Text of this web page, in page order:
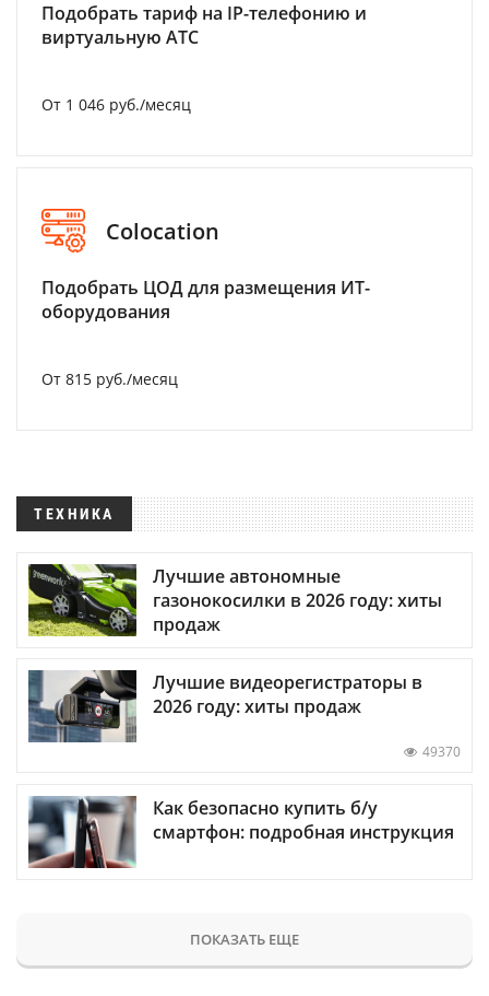
Подобрать тариф на IP-телефонию и
виртуальную АТС
От 1 046 руб./месяц
Colocation
Подобрать ЦОД для размещения ИТ-
оборудования
От 815 руб./месяц
ТЕХНИКА
Лучшие автономные
газонокосилки в 2026 году: хиты
продаж
Лучшие видеорегистраторы в
2026 году: хиты продаж
49370
Как безопасно купить б/у
смартфон: подробная инструкция
ПОКАЗАТЬ ЕЩЕ